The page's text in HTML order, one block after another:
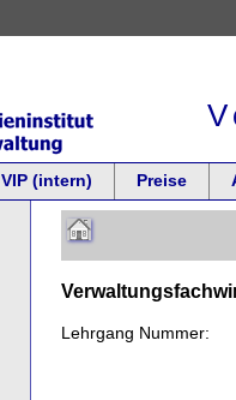
VIP (intern) Preise
Lehrgang Nummer: